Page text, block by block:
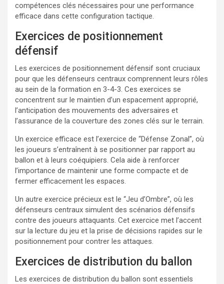
compétences clés nécessaires pour une performance
efficace dans cette configuration tactique.
Exercices de positionnement
défensif
Les exercices de positionnement défensif sont cruciaux
pour que les défenseurs centraux comprennent leurs rôles
au sein de la formation en 3-4-3. Ces exercices se
concentrent sur le maintien d’un espacement approprié,
l’anticipation des mouvements des adversaires et
l’assurance de la couverture des zones clés sur le terrain.
Un exercice efficace est l’exercice de “Défense Zonal”, où
les joueurs s’entraînent à se positionner par rapport au
ballon et à leurs coéquipiers. Cela aide à renforcer
l’importance de maintenir une forme compacte et de
fermer efficacement les espaces.
Un autre exercice précieux est le “Jeu d’Ombre”, où les
défenseurs centraux simulent des scénarios défensifs
contre des joueurs attaquants. Cet exercice met l’accent
sur la lecture du jeu et la prise de décisions rapides sur le
positionnement pour contrer les attaques.
Exercices de distribution du ballon
Les exercices de distribution du ballon sont essentiels